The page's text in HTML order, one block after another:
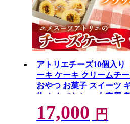
アトリエチーズ10個入り
ーキ ケーキ クリームチ
おやつ お菓子 スイーツ
物 おもてなし ご自宅用
市】【価格変更】【17-
17,000 円